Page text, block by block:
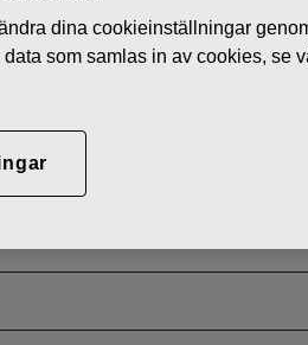
I EGNA AKTIER
OYJ
10.12.2019
dina cookieinställningar
som samlas in av cookies, se